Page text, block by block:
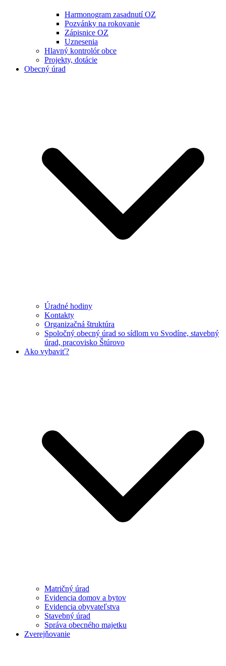
Harmonogram zasadnutí OZ
Pozvánky na rokovanie
Zápisnice OZ
Uznesenia
Hlavný kontrolór obce
Projekty, dotácie
Obecný úrad
Úradné hodiny
Kontakty
Organizačná štruktúra
Spoločný obecný úrad so sídlom vo Svodíne, stavebný
úrad, pracovisko Štúrovo
Ako vybaviť?
Matričný úrad
Evidencia domov a bytov
Evidencia obyvateľstva
Stavebný úrad
Správa obecného majetku
Zverejňovanie